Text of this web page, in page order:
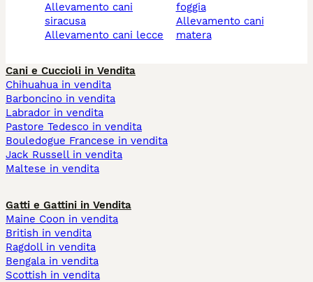
allevamento cani
siracusa
allevamento cani lecce
foggia
allevamento cani
matera
Cani e Cuccioli in Vendita
Chihuahua in vendita
Barboncino in vendita
Labrador in vendita
Pastore Tedesco in vendita
Bouledogue Francese in vendita
Jack Russell in vendita
Maltese in vendita
Gatti e Gattini in Vendita
Maine Coon in vendita
British in vendita
Ragdoll in vendita
Bengala in vendita
Scottish in vendita